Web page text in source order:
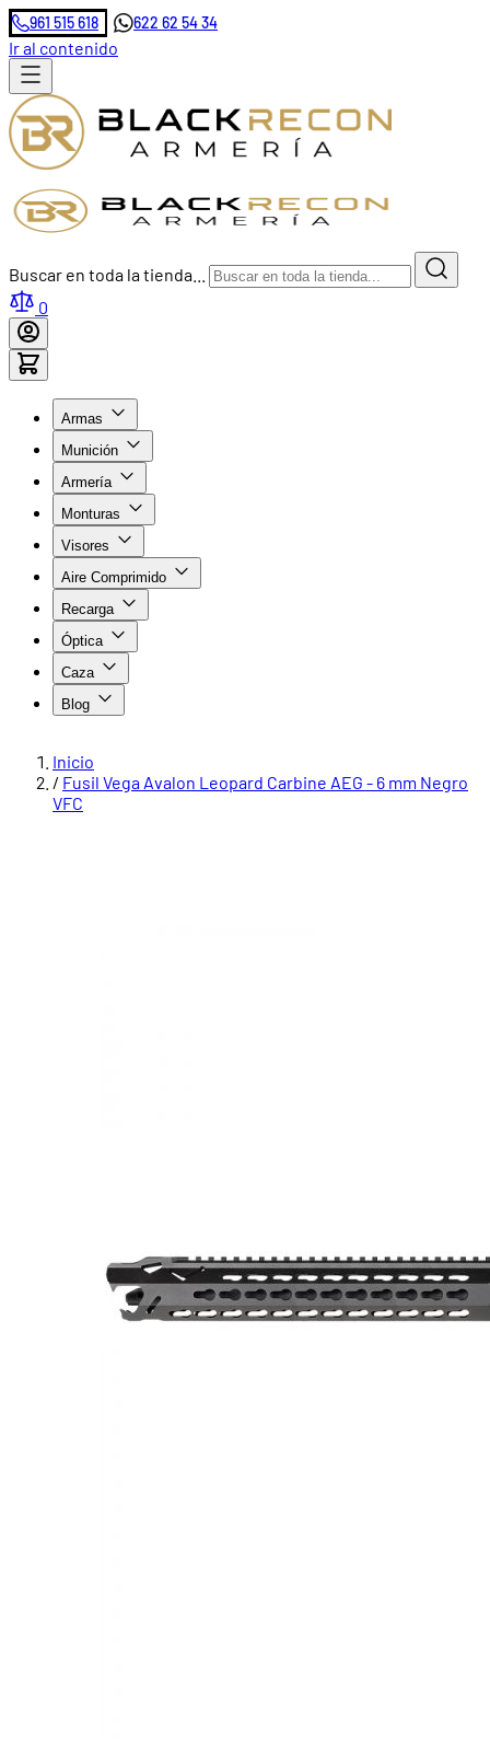
961 515 618 622 62 54 34
Ir al contenido
Buscar en toda la tienda...
0
Armas
Munición
Armería
Monturas
Visores
Aire Comprimido
Recarga
Óptica
Caza
Blog
Inicio
/ Fusil Vega Avalon Leopard Carbine AEG - 6 mm Negro
VFC